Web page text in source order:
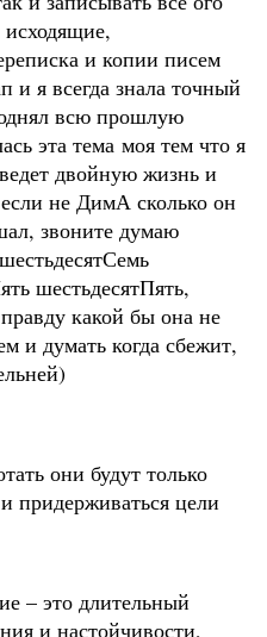
и копии писем
и я всегда знала точный
всю прошлую
эта тема моя тем что я
двойную жизнь и
не ДимА сколько он
звоните думаю
шестьдесятПять,
какой бы она не
и думать когда сбежит,
они будут только
придерживаться цели
– это длительный
и настойчивости,